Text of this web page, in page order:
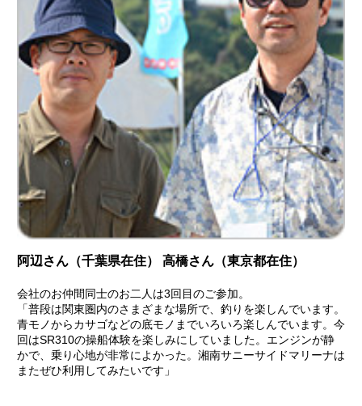
阿辺さん（千葉県在住） 高橋さん（東京都在住）
会社のお仲間同士のお二人は3回目のご参加。
「普段は関東圏内のさまざまな場所で、釣りを楽しんでいます。
青モノからカサゴなどの底モノまでいろいろ楽しんでいます。今
回はSR310の操船体験を楽しみにしていました。エンジンが静
かで、乗り心地が非常によかった。湘南サニーサイドマリーナは
またぜひ利用してみたいです」